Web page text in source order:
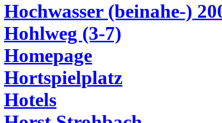
Hochwasser (beinahe-)
Hohlweg (3-7)
Homepage
Hortspielplatz
Hotels